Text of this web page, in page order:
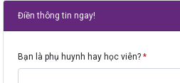
Điền thông tin ngay!
Bạn là phụ huynh hay học viên?